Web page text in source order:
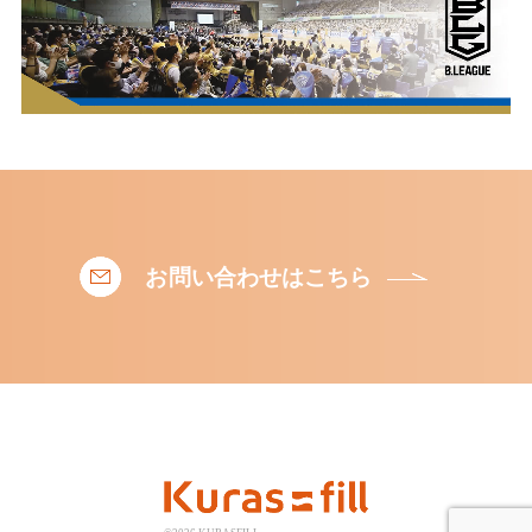
お問い合わせはこちら